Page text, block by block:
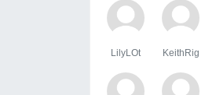
LilyLOt KeithRig